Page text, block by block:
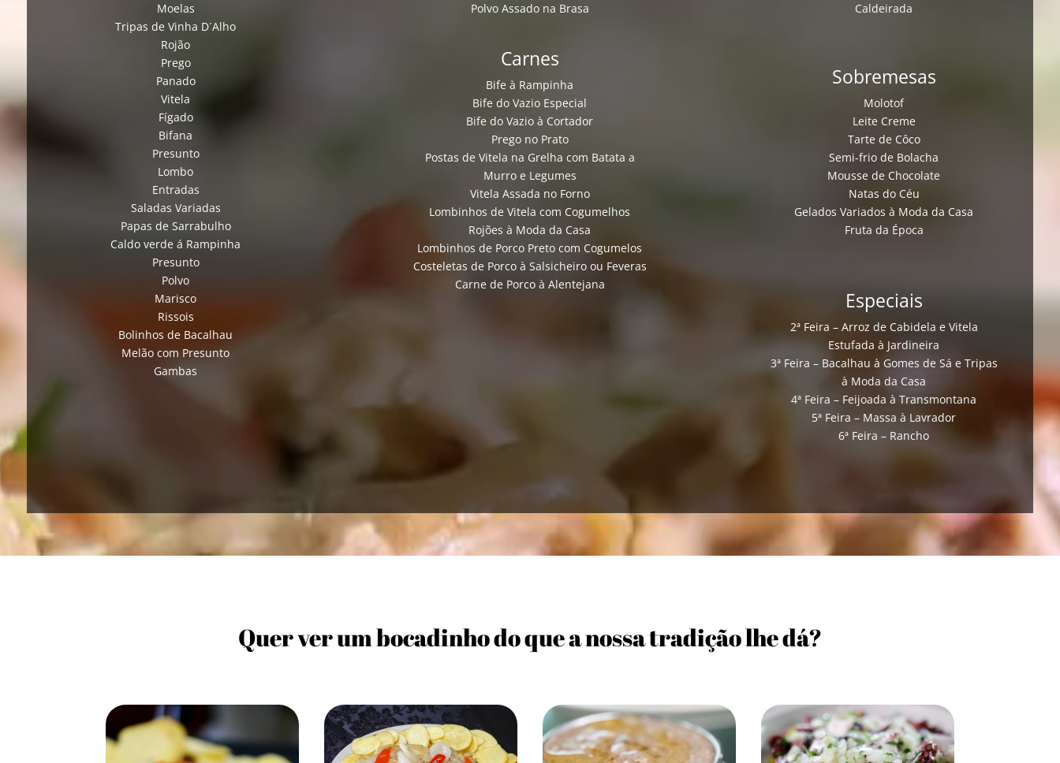
Moelas
Tripas de Vinha D´Alho
Rojão
Prego
Panado
Vitela
Fígado
Bifana
Presunto
Lombo
Entradas
Saladas Variadas
Papas de Sarrabulho
Caldo verde á Rampinha
Presunto
Polvo
Marisco
Rissois
Bolinhos de Bacalhau
Melão com Presunto
Gambas
Polvo Assado na Brasa
Carnes
Bife à Rampinha
Bife do Vazio Especial
Bife do Vazio à Cortador
Prego no Prato
Postas de Vitela na Grelha com Batata a
Murro e Legumes
Vitela Assada no Forno
Lombinhos de Vitela com Cogumelhos
Rojões à Moda da Casa
Lombinhos de Porco Preto com Cogumelos
Costeletas de Porco à Salsicheiro ou Feveras
Carne de Porco à Alentejana
Caldeirada
Sobremesas
Molotof
Leite Creme
Tarte de Côco
Semi-frio de Bolacha
Mousse de Chocolate
Natas do Céu
Gelados Variados à Moda da Casa
Fruta da Época
Especiais
2ª Feira – Arroz de Cabidela e Vitela
Estufada à Jardineira
3ª Feira – Bacalhau à Gomes de Sá e Tripas
à Moda da Casa
4ª Feira – Feijoada à Transmontana
5ª Feira – Massa à Lavrador
6ª Feira – Rancho
Quer ver um bocadinho do que a nossa tradição lhe dá?